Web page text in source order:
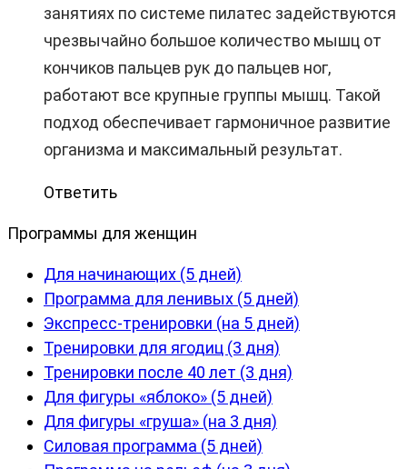
занятиях по системе пилатес задействуются
чрезвычайно большое количество мышц от
кончиков пальцев рук до пальцев ног,
работают все крупные группы мышц. Такой
подход обеспечивает гармоничное развитие
организма и максимальный результат.
Ответить
Программы для женщин
Для начинающих (5 дней)
Программа для ленивых (5 дней)
Экспресс-тренировки (на 5 дней)
Тренировки для ягодиц (3 дня)
Тренировки после 40 лет (3 дня)
Для фигуры «яблоко» (5 дней)
Для фигуры «груша» (на 3 дня)
Силовая программа (5 дней)